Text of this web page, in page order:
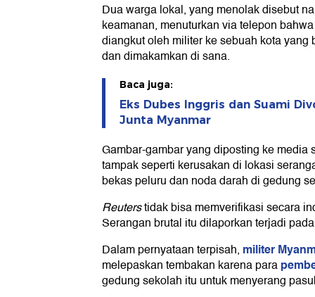
Dua warga lokal, yang menolak disebut
keamanan, menuturkan via telepon
diangkut oleh militer ke sebuah kota yang
dan dimakamkan di sana.
Baca juga:
Eks Dubes Inggris dan Suami
Junta Myanmar
Gambar-gambar yang diposting ke
tampak seperti kerusakan di lokasi
bekas peluru dan noda darah di gedung
Reuterstidak bisa memverifikasi secara
Serangan brutal itu dilaporkan terjadi
Dalam pernyataan terpisah, militer
melepaskan tembakan karena para
gedung sekolah itu untuk menyerang